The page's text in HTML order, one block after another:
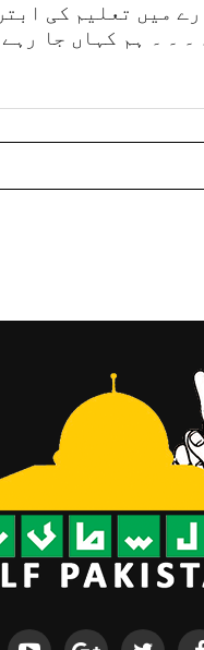
میں تعلیم کی ابتر
۔ ۔ ۔ ہم کہاں جا رہے